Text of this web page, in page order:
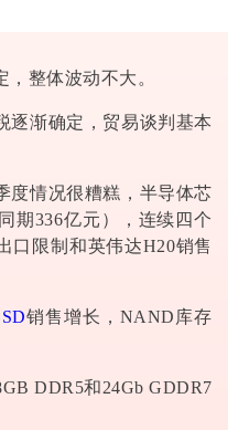
，整体波动不大。
逐渐确定，贸易谈判基本
度情况很糟糕，半导体芯
期336亿元），连续四个
口限制和英伟达H20销售
销售增长，NAND库存
DDR5和24Gb GDDR7